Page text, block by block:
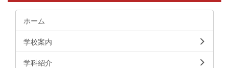
ホーム
学校案内
学科紹介